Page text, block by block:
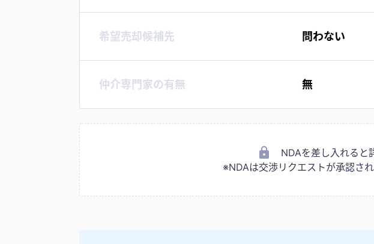
希望売却候補先 問わない
仲介専門家の有無 無
NDAを差し入れると
※NDAは交渉リクエストが承認さ